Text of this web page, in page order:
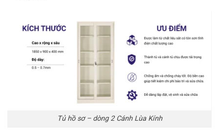
Tủ hồ sơ – dòng 2 Cánh Lùa Kính